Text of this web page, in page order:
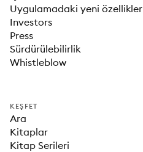
Uygulamadaki yeni özellikler
Investors
Press
Sürdürülebilirlik
Whistleblow
KEŞFET
Ara
Kitaplar
Kitap Serileri